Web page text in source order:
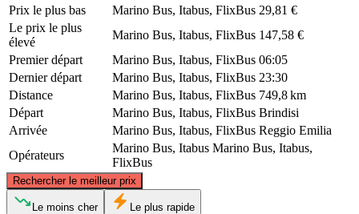
Prix ​​le plus bas
Marino Bus, Itabus, FlixBus 29,81 €
Le prix le plus
élevé
Marino Bus, Itabus, FlixBus 147,58 €
Premier départ
Marino Bus, Itabus, FlixBus 06:05
Dernier départ
Marino Bus, Itabus, FlixBus 23:30
Distance
Marino Bus, Itabus, FlixBus 749,8 km
Départ
Marino Bus, Itabus, FlixBus Brindisi
Arrivée
Marino Bus, Itabus, FlixBus Reggio Emilia
Opérateurs
Marino Bus, Itabus Marino Bus, Itabus,
FlixBus
Rechercher le meilleur prix
Reggio Emilia
Le moins cher Le plus rapide